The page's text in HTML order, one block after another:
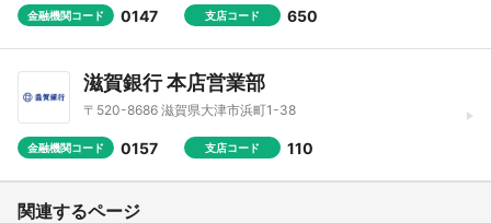
金融機関コード 0147 支店コード 650
滋賀銀行 本店営業部
〒520-8686 滋賀県大津市浜町1-38
金融機関コード 0157 支店コード 110
関連するページ